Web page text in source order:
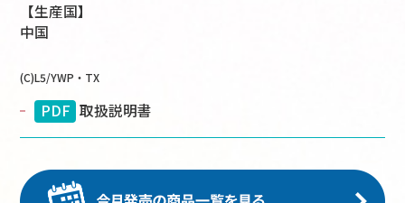
【生産国】
中国
(C)L5/YWP・TX
PDF 取扱説明書